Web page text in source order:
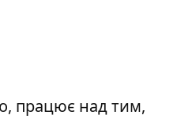
працює над тим,